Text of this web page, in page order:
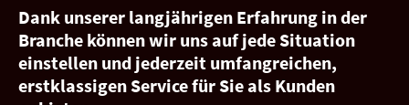
Dank unserer langjährigen Erfahrung in der
Branche können wir uns auf jede Situation
einstellen und jederzeit umfangreichen,
erstklassigen Service für Sie als Kunden